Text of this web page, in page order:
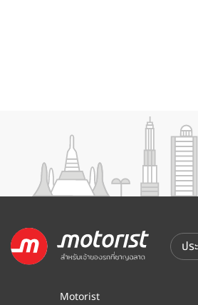
Motorist